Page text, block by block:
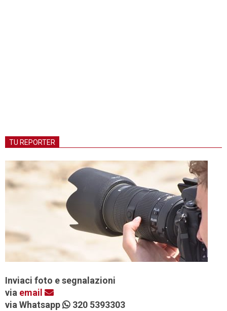
TU REPORTER
Inviaci foto e segnalazioni
via email
via Whatsapp
320 5393303